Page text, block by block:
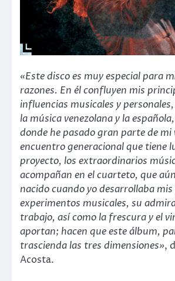
«Este disco es muy especial para
razones. En él confluyen mis
influencias musicales y
la música venezolana y la
donde he pasado gran parte de mi
encuentro generacional que tiene
proyecto, los extraordinarios
acompañan en el cuarteto, que
nacido cuando yo desarrollaba
experimentos musicales, su
trabajo, así como la frescura y el
aportan; hacen que este álbum,
trascienda las tres dimensiones»,
Acosta.